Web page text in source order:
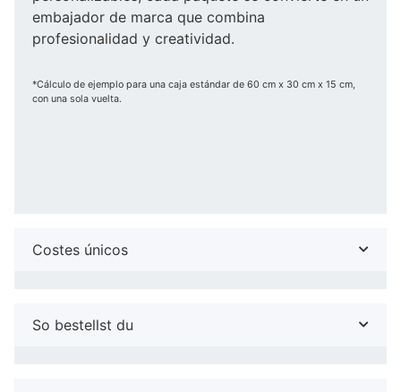
embajador de marca que combina
profesionalidad y creatividad.
*Cálculo de ejemplo para una caja estándar de 60 cm x 30 cm x 15 cm,
con una sola vuelta.
Costes únicos
So bestellst du